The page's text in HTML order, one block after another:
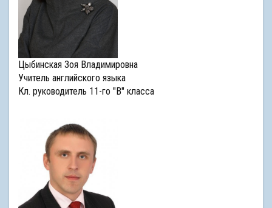
Цыбинская Зоя Владимировна
Учитель английского языка
Кл. руководитель 11-го "В" класса